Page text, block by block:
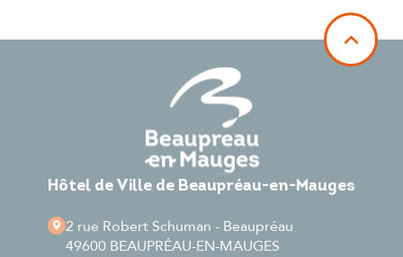
Hôtel de Ville de Beaupréau-en-Mauges
2 rue Robert Schuman - Beaupréau
49600 BEAUPRÉAU-EN-MAUGES